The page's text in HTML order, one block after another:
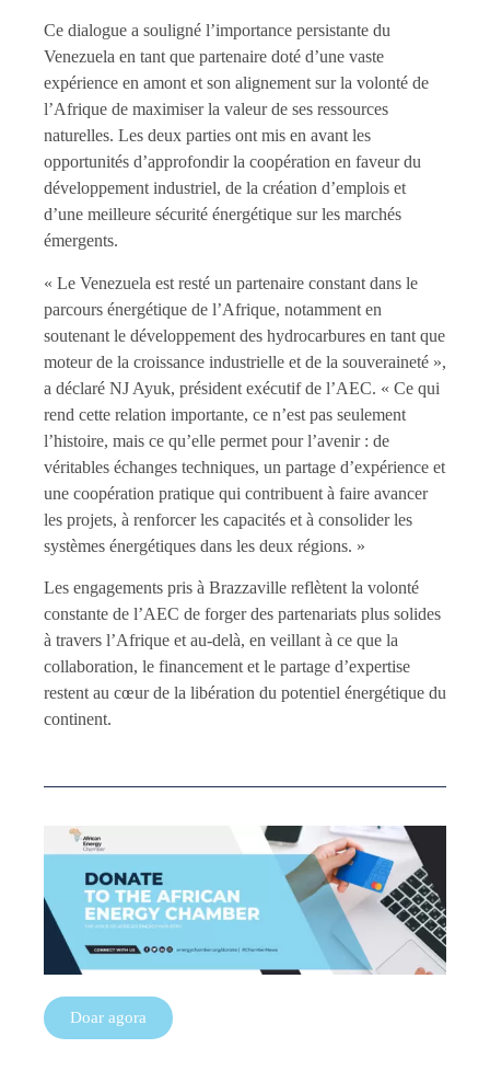
Ce dialogue a souligné l’importance persistante du
Venezuela en tant que partenaire doté d’une vaste
expérience en amont et son alignement sur la volonté de
l’Afrique de maximiser la valeur de ses ressources
naturelles. Les deux parties ont mis en avant les
opportunités d’approfondir la coopération en faveur du
développement industriel, de la création d’emplois et
d’une meilleure sécurité énergétique sur les marchés
émergents.
« Le Venezuela est resté un partenaire constant dans le
parcours énergétique de l’Afrique, notamment en
soutenant le développement des hydrocarbures en tant que
moteur de la croissance industrielle et de la souveraineté »,
a déclaré NJ Ayuk, président exécutif de l’AEC. « Ce qui
rend cette relation importante, ce n’est pas seulement
l’histoire, mais ce qu’elle permet pour l’avenir : de
véritables échanges techniques, un partage d’expérience et
une coopération pratique qui contribuent à faire avancer
les projets, à renforcer les capacités et à consolider les
systèmes énergétiques dans les deux régions. »
Les engagements pris à Brazzaville reflètent la volonté
constante de l’AEC de forger des partenariats plus solides
à travers l’Afrique et au-delà, en veillant à ce que la
collaboration, le financement et le partage d’expertise
restent au cœur de la libération du potentiel énergétique du
continent.
Doar agora